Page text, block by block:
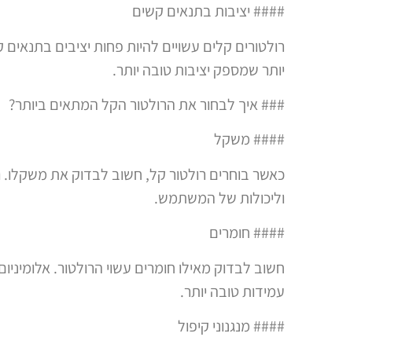
#### יציבות בתנאים קשים
רולטורים קלים עשויים להיות פחות יציבים
יותר שמספק יציבות טובה יותר.
### איך לבחור את הרולטור הקל המתאים ביותר?
#### משקל
וליכולות של המשתמש.
#### חומרים
חשוב לבדוק מאילו חומרים עשוי הרולטור.
עמידות טובה יותר.
#### מנגנוני קיפול